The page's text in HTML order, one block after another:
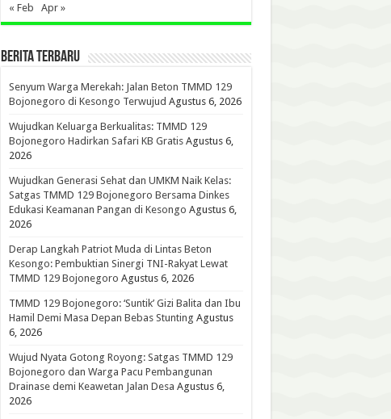
« Feb
Apr »
BERITA TERBARU
Senyum Warga Merekah: Jalan Beton TMMD 129
Bojonegoro di Kesongo Terwujud Agustus 6, 2026
Wujudkan Keluarga Berkualitas: TMMD 129
Bojonegoro Hadirkan Safari KB Gratis Agustus 6,
2026
Wujudkan Generasi Sehat dan UMKM Naik Kelas:
Satgas TMMD 129 Bojonegoro Bersama Dinkes
Edukasi Keamanan Pangan di Kesongo Agustus 6,
2026
Derap Langkah Patriot Muda di Lintas Beton
Kesongo: Pembuktian Sinergi TNI-Rakyat Lewat
TMMD 129 Bojonegoro Agustus 6, 2026
TMMD 129 Bojonegoro: ‘Suntik’ Gizi Balita dan Ibu
Hamil Demi Masa Depan Bebas Stunting Agustus
6, 2026
Wujud Nyata Gotong Royong: Satgas TMMD 129
Bojonegoro dan Warga Pacu Pembangunan
Drainase demi Keawetan Jalan Desa Agustus 6,
2026